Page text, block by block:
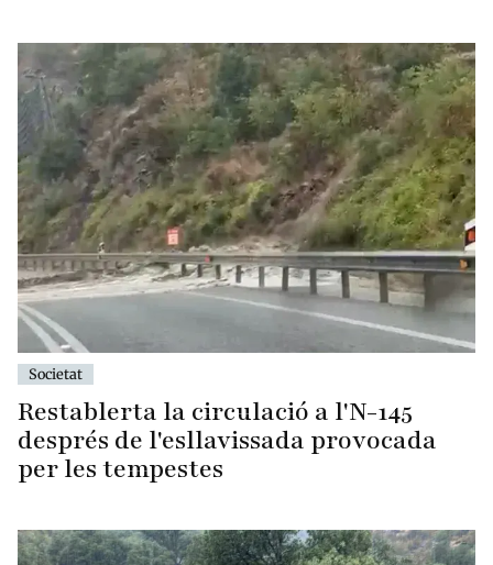
Societat
Restablerta la circulació a l'N-145
després de l'esllavissada provocada
per les tempestes